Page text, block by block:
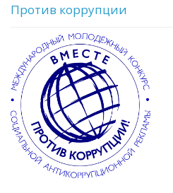
Против коррупции